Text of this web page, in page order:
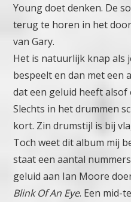
Young doet denken. De
terug te horen in het
van Gary.
Het is natuurlijk knap als
bespeelt en dan met een
dat een geluid heeft alsof
Slechts in het drummen
kort. Zin drumstijl is bij
Toch weet dit album mij
staat een aantal
geluid aan Ian Moore
Blink Of An Eye. Een mid-